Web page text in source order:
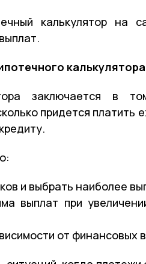
калькулятор на
калькулятора
заключается в
придется платить
и выбрать наиболее
выплат при
от финансовых